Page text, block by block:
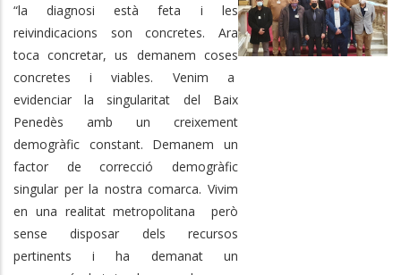
“la diagnosi està feta i les
reivindicacions son concretes. Ara
toca concretar, us demanem coses
concretes i viables. Venim a
evidenciar la singularitat del Baix
Penedès amb un creixement
demogràfic constant. Demanem un
factor de correcció demogràfic
singular per la nostra comarca. Vivim
en una realitat metropolitana però
sense disposar dels recursos
pertinents i ha demanat un